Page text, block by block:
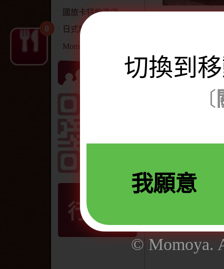
國旅卡特約商店
日式料理簡介
Momoya 網站聲明
行動版
品名
甜不辣
起士燒
高麗捲
0
切換到
〔
我願意
© Momoya.